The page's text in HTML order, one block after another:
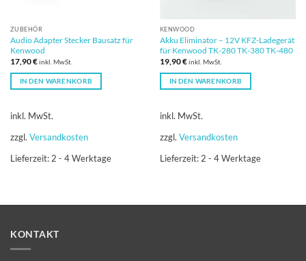
ZUBEHÖR
Audio Adapter Stecker Bausatz für
Kenwood
17,90€inkl. MwSt.
IN DEN WARENKORB
inkl. MwSt.
zzgl. Versandkosten
Lieferzeit:2 - 4 Werktage
KENWOOD
Akku Eliminator – 12V KFZ-Ladegerät
für Kenwood TK-280 TK-380 TK-480
19,90€inkl. MwSt.
IN DEN WARENKORB
inkl. MwSt.
zzgl. Versandkosten
Lieferzeit:2 - 4 Werktage
KONTAKT